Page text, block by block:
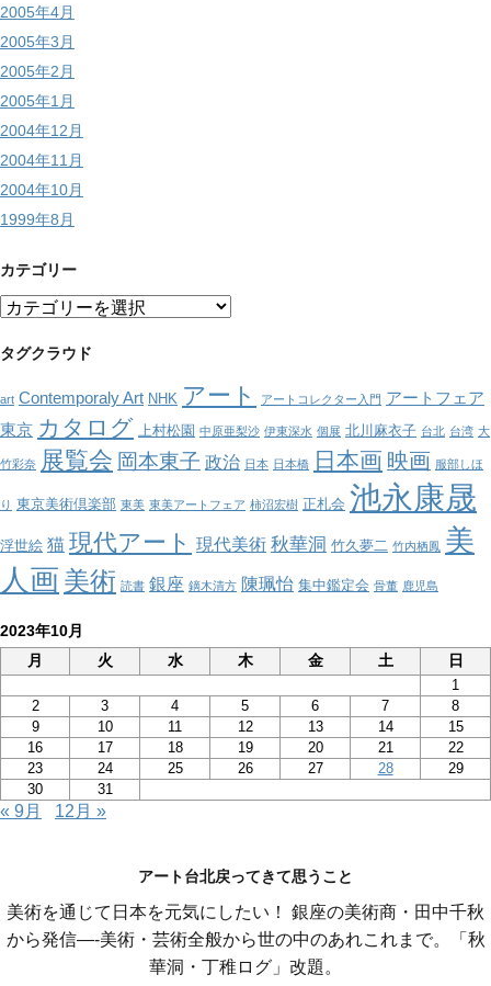
2005年4月
2005年3月
2005年2月
2005年1月
2004年12月
2004年11月
2004年10月
1999年8月
カテゴリー
カ
ゴ
ー
タグクラウド
art Contemporaly Art NHK アート アートコレクター入門 アートフェア
東京 カタログ 上村松園 中原亜梨沙 伊東深水 個展 北川麻衣子 台北 台湾 大
竹彩奈 展覧会 岡本東子 政治 日本 日本橋 日本画 映画 服部しほ
り 東京美術倶楽部 東美 東美アートフェア 柿沼宏樹 正札会 池永康晟
浮世絵 猫 現代アート 現代美術 秋華洞 竹久夢二 竹内栖鳳 美
人画 美術 読書 銀座 鏑木清方 陳珮怡 集中鑑定会 骨董 鹿児島
2023年10月
月
火 水 木 金 土 日
1
2
3 4 5 6 7
8
9
10 11 12 13 14
15
16
17 18 19 20 21
22
23
24 25 26 27 28
29
30
31
« 9月 12月 »
アート台北戻ってきて思うこと
美術を通じて日本を元気にしたい！ 銀座の美術商・田中千秋
から発信—-美術・芸術全般から世の中のあれこれまで。「秋
華洞・丁稚ログ」改題。